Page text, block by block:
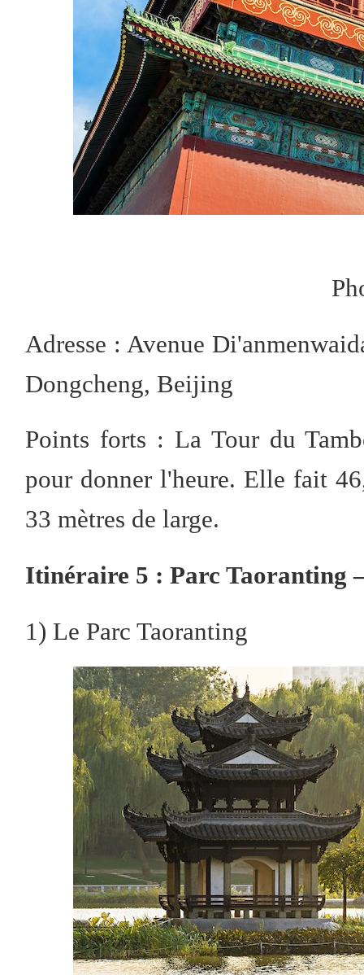
Adresse : Avenue
Dongcheng, Beijing
Points forts : La Tour du
pour donner l'heure. Elle fait
33 mètres de large.
Itinéraire 5 : Parc Taoranting
1) Le Parc Taoranting